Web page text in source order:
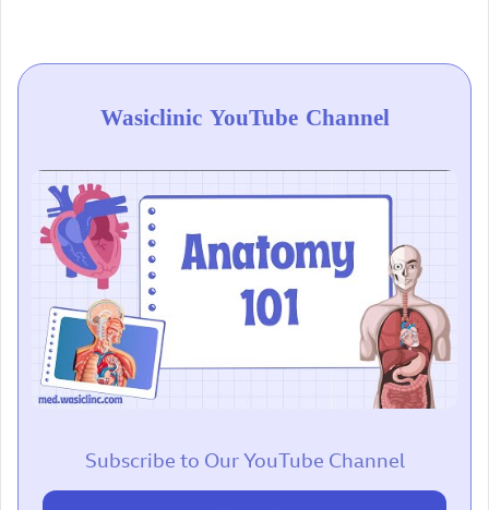
Wasiclinic YouTube Channel
Subscribe to Our YouTube Channel